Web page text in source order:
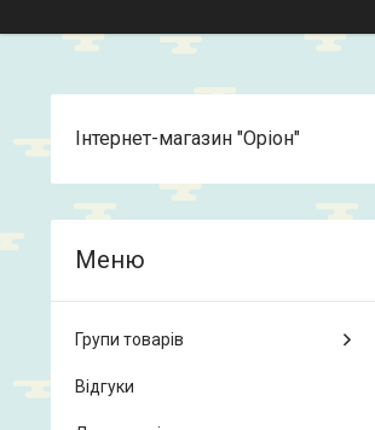
Інтернет-магазин "Оріон"
Групи товарів
Відгуки